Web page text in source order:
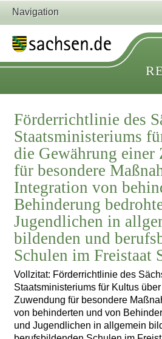
Navigation
Förderrichtlinie des
Staatsministeriums
die Gewährung einer
für besondere
Integration von
Behinderung
Jugendlichen in
bildenden und
Schulen im Freistaat
Vollzitat: Förderrichtlinie des
Staatsministeriums für Kultus
Zuwendung für besondere
von behinderten und von
und Jugendlichen in allgemein